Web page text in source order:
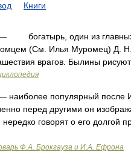
Книги
богатырь, один из главных
(См. Илья Муромец) Д. Н.
врагов. Былины
наиболее популярный после
перед другими он
говорят о его долгой
Ф.А. Брокгауза и И.А. Ефрона